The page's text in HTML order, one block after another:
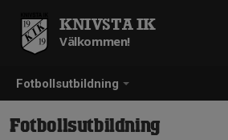
Fotbollsutbildning
KNIVSTA IK
Välkommen!
Fotbollsutbildning